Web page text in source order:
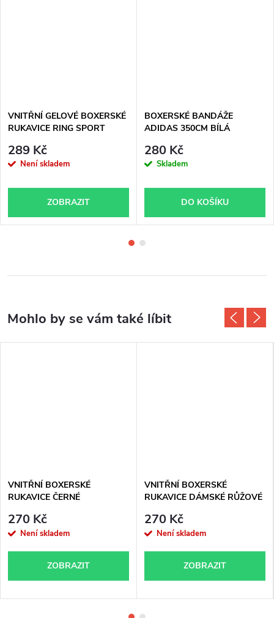
VNITŘNÍ GELOVÉ BOXERSKÉ
RUKAVICE RING SPORT
289 Kč
Není skladem
ZOBRAZIT
BOXERSKÉ BANDÁŽE
ADIDAS 350CM BÍLÁ
280 Kč
Skladem
DO KOŠÍKU
VNITŘNÍ BOXERSKÉ
RUKAVICE ČERNÉ
270 Kč
Není skladem
ZOBRAZIT
VNITŘNÍ BOXERSKÉ
RUKAVICE DÁMSKÉ RŮŽOVÉ
270 Kč
Není skladem
ZOBRAZIT